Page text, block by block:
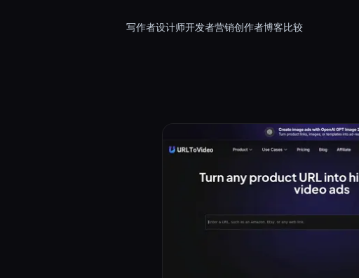
写作者设计师开发者营销创作者博客 比较